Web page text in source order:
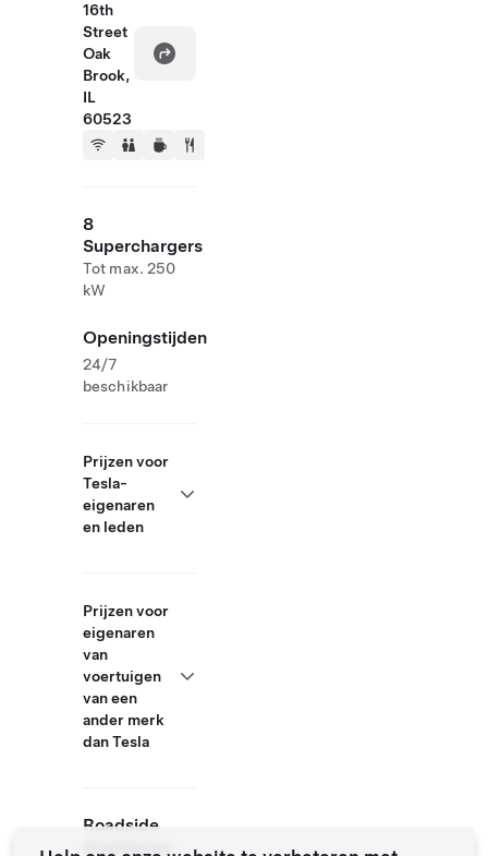
16th
Street
Oak
Brook,
IL
60523
8
Superchargers
Tot max. 250
kW
Openingstijden
24/7
beschikbaar
Prijzen voor
Tesla-
eigenaren
en leden
Prijzen voor
eigenaren
van
voertuigen
van een
ander merk
dan Tesla
Roadside